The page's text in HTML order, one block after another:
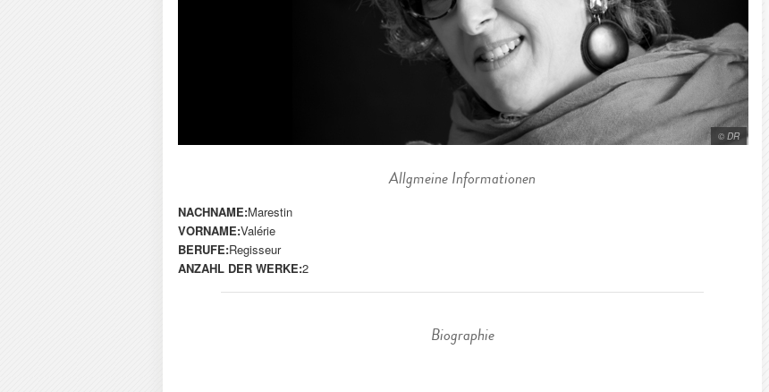
© DR
Allgmeine Informationen
NACHNAME:Marestin
VORNAME:Valérie
BERUFE:Regisseur
ANZAHL DER WERKE:2
Biographie